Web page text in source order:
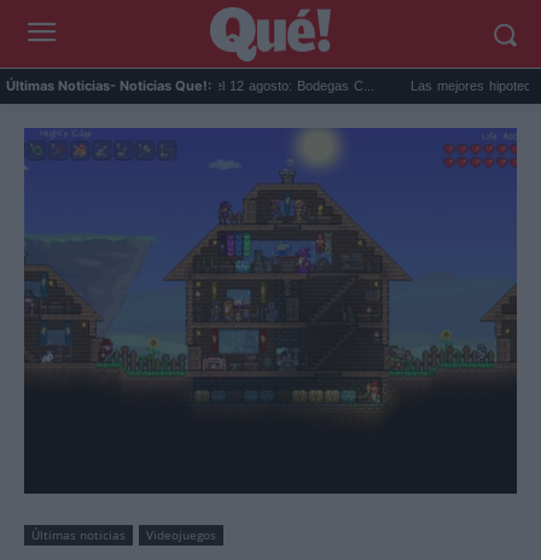
Últimas Noticias- Noticias Que!:
Eclipse solar en Cariñena del 12 agosto: Bodegas C... Las mejores hipotecas de
Últimas noticias Videojuegos